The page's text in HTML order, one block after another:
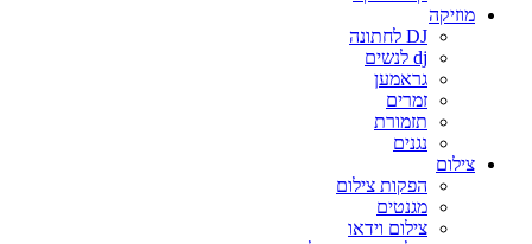
מוזיקה
DJ לחתונה
dj לנשים
גראמען
זמרים
תזמורת
נגנים
צילום
הפקות צילום
מגנטים
צילום וידאו